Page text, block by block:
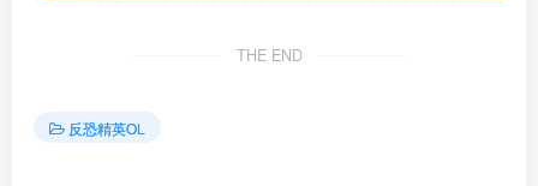
THE END
反恐精英OL